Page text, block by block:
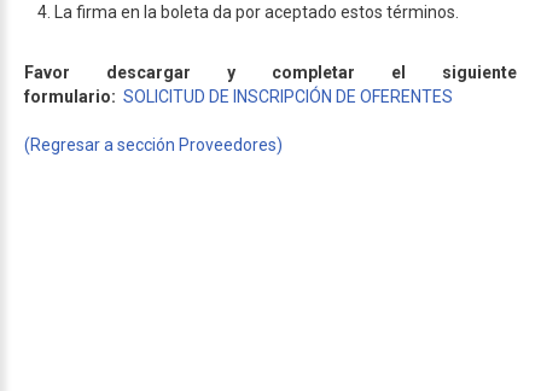
La firma en la boleta da por aceptado estos términos.
Favor descargar y completar el siguiente
formulario: SOLICITUD DE INSCRIPCIÓN DE OFERENTES
(Regresar a sección Proveedores)